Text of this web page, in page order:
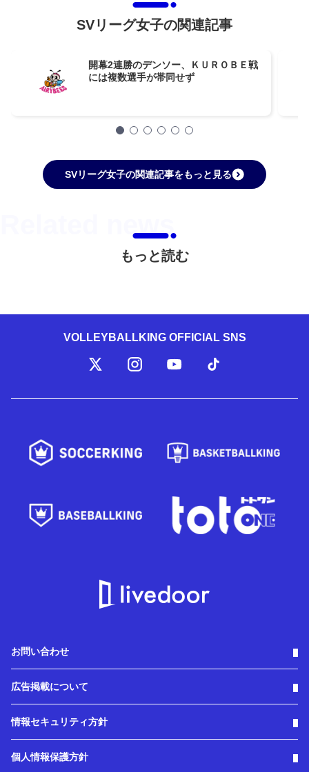
SVリーグ女子の関連記事
開幕2連勝のデンソー、ＫＵＲＯＢＥ戦
には複数選手が帯同せず
SVリーグ女子の関連記事をもっと見る
もっと読む
VOLLEYBALLKING OFFICIAL SNS
お問い合わせ
広告掲載について
情報セキュリティ方針
個人情報保護方針